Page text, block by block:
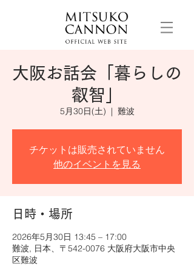
大阪お話会「暮らしの
叡智」
5月30日(土)
  |
難波
チケットは販売されていません
他のイベントを見る
日時・場所
2026年5月30日 13:45 – 17:00
難波, 日本、〒542-0076 大阪府大阪市中央
区難波